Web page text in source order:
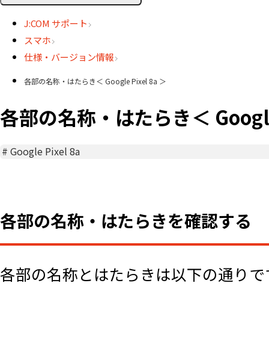
J:COM サポート
スマホ
仕様・バージョン情報
各部の名称・はたらき＜ Google Pixel 8a ＞
各部の名称・はたらき＜
#Google Pixel 8a
各部の名称・はたらきを確認する
各部の名称とはたらきは以下の通りで